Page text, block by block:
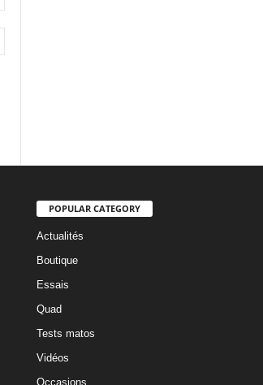
POPULAR CATEGORY
Actualités
Boutique
Essais
Quad
Tests matos
Vidéos
Occasions